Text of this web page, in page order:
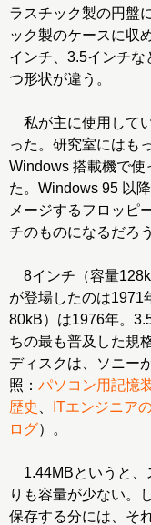
ラスチック製の円盤
ック製のケースに収
インチ、3.5インチ
つ形状が違う。
私が主に使用して
った。研究室にはも
Windows 搭載機で使
た。Windows 95 以
メージするフロッピ
チのものになるだろ
8インチ（容量
が登場したのは1971
80kB）は1976年。
ちの最も普及した規
ディスクは、ソニー
照： パソコン用記憶
歴史
ITエンジニア
ログ）。
1.44MBというと、
りも容量が少ない。
保存する分には、そ